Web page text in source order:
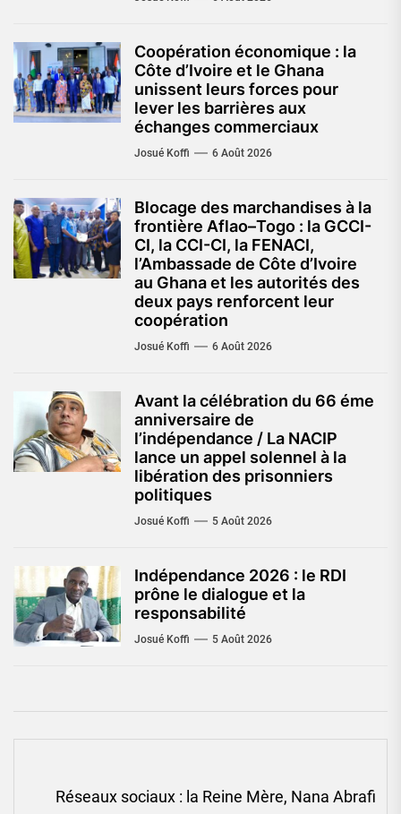
Coopération économique : la
Côte d’Ivoire et le Ghana
unissent leurs forces pour
lever les barrières aux
échanges commerciaux
Josué Koffi 6 Août 2026
Blocage des marchandises à la
frontière Aflao–Togo : la GCCI-
CI, la CCI-CI, la FENACI,
l’Ambassade de Côte d’Ivoire
au Ghana et les autorités des
deux pays renforcent leur
coopération
Josué Koffi 6 Août 2026
Avant la célébration du 66 éme
anniversaire de
l’indépendance / La NACIP
lance un appel solennel à la
libération des prisonniers
politiques
Josué Koffi 5 Août 2026
Indépendance 2026 : le RDI
prône le dialogue et la
responsabilité
Josué Koffi 5 Août 2026
Réseaux sociaux : la Reine Mère, Nana Abrafi